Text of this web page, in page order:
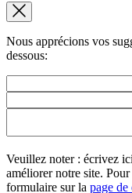
Nous apprécions vos
dessous:
Veuillez noter : écrivez
améliorer notre site.
formulaire sur la page de